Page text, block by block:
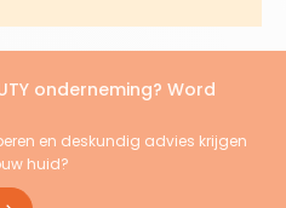
onderneming? Word
en deskundig advies krijgen
huid?